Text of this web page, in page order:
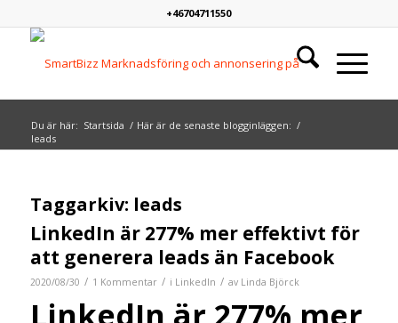
+46704711550
Du är här: Startsida / Här är de senaste blogginläggen: /
leads
Taggarkiv: leads
LinkedIn är 277% mer effektivt för
att generera leads än Facebook
2020/08/30 / 1 Kommentar / i LinkedIn / av Linda Björck